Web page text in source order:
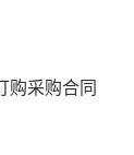
购采购合同